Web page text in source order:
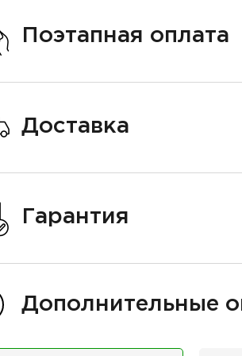
Поэтапная оплата
Доставка
Гарантия
Дополнительные